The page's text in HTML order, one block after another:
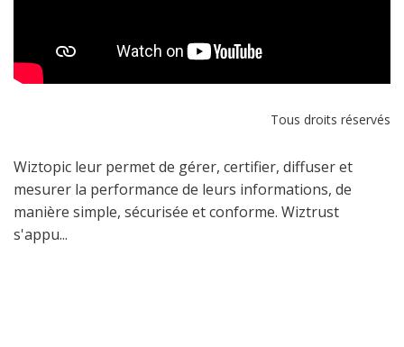
Tous droits réservés
Wiztopic leur permet de gérer, certifier, diffuser et
mesurer la performance de leurs informations, de
manière simple, sécurisée et conforme. Wiztrust
s'appu...